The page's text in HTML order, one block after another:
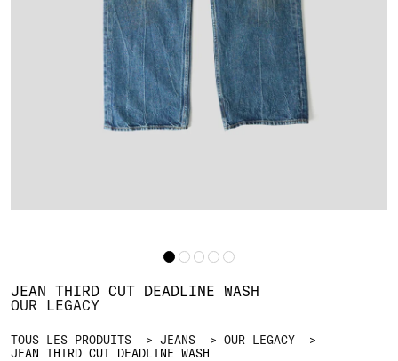
TOUS LES PRODUITS JEANS
OUR LEGACY
JEAN THIRD CUT DEADLINE WASH
JEAN THIRD CUT DEADLINE WASH
OUR LEGACY